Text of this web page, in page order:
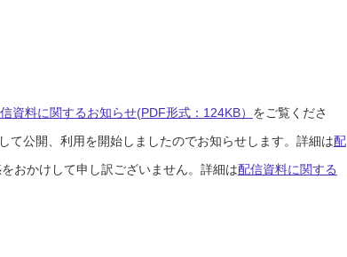
資料に関するお知らせ(PDF形式：124KB） をご覧くださ
公開、利用を開始しましたのでお知らせします。詳細は配
おかけして申し訳ございません。詳細は配信資料に関する